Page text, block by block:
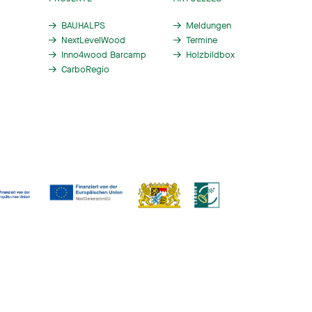
BAUHALPS
NextLevelWood
Inno4wood Barcamp
CarboRegio
Meldungen
Termine
Holzbildbox